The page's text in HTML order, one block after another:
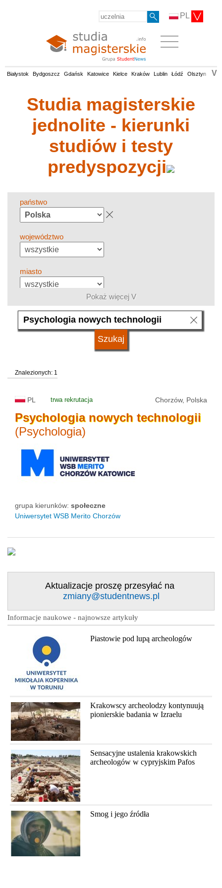
PL
Białystok Bydgoszcz Gdańsk Katowice Kielce Kraków Lublin Łódź Olsztyn V
Studia magisterskie
jednolite - kierunki
studiów i testy
predyspozycji
państwo
województwo
miasto
grupa kierunków
system studiów
Pokaż więcej V
Znalezionych: 1
PL trwa rekrutacja Chorzów, Polska
Psychologia nowych technologii
(Psychologia)
grupa kierunków: społeczne
Uniwersytet WSB Merito Chorzów
Aktualizacje proszę przesyłać na
zmiany@studentnews.pl
Informacje naukowe - najnowsze artykuły
Piastowie pod lupą archeologów
Krakowscy archeolodzy kontynuują
pionierskie badania w Izraelu
Sensacyjne ustalenia krakowskich
archeologów w cypryjskim Pafos
Smog i jego źródła